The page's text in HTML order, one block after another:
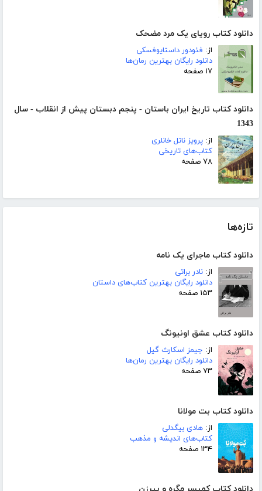
دانلود کتاب رویای یک مرد مضحک
از: فئودور داستایوفسکی
دانلود رایگان بهترین رمان‌ها
۱۷ صفحه
دانلود کتاب تاریخ ایران باستان - پنجم دبستان پیش از انقلاب - سال
1343
از: پرویز ناتل خانلری
کتاب‌های تاریخی
۷۸ صفحه
تازه‌ها
دانلود کتاب ماجرای یک نامه
از: نادر براتی
دانلود رایگان بهترین کتاب‌های داستان
۱۵۳ صفحه
دانلود کتاب عشق اونیونگ
از: جیمز اسکارث گیل
دانلود رایگان بهترین رمان‌ها
۷۳ صفحه
دانلود کتاب بت مولانا
از: هادی بیگدلی
کتاب‌های اندیشه و مذهب
۱۳۴ صفحه